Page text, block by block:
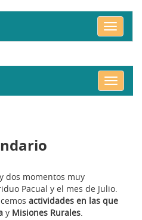
Alternar
menú
Alternar
menú
dos momentos muy
Pacual y el mes de Julio.
actividades en las que
y Misiones Rurales.